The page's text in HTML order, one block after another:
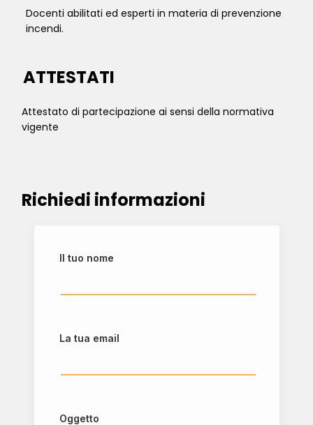
Docenti abilitati ed esperti in materia di prevenzione
incendi.
ATTESTATI
Attestato di partecipazione ai sensi della normativa
vigente
Richiedi informazioni
Il tuo nome
La tua email
Oggetto